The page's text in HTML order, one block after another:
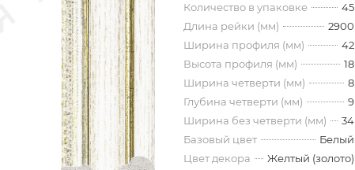
Количество в упаковке
45
Длина рейки (мм)
2900
Ширина профиля (мм)
42
Высота профиля (мм)
18
Ширина четверти (мм)
8
Глубина четверти (мм)
9
Ширина без четверти (мм)
34
Базовый цвет
Белый
Цвет декора
Желтый (золото)